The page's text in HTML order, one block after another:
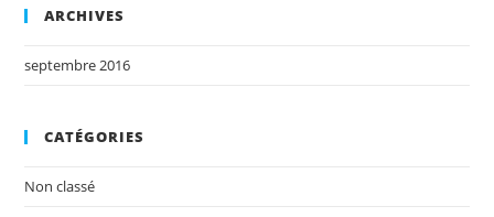
ARCHIVES
septembre 2016
CATÉGORIES
Non classé